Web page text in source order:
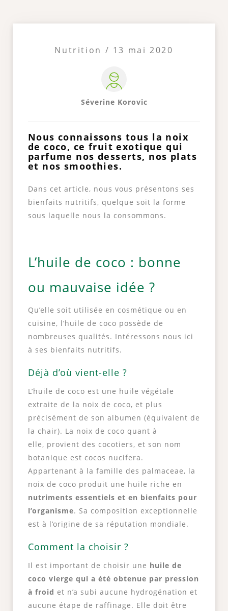
Nutrition / 13 mai 2020
Séverine Korovic
Nous connaissons tous la noix
de coco, ce fruit exotique qui
parfume nos desserts, nos plats
et nos smoothies.
Dans cet article, nous vous présentons ses
bienfaits nutritifs, quelque soit la forme
sous laquelle nous la consommons.
L’huile de coco : bonne
ou mauvaise idée ?
Qu’elle soit utilisée en cosmétique ou en
cuisine, l’huile de coco possède de
nombreuses qualités. Intéressons nous ici
à ses bienfaits nutritifs.
Déjà d’où vient-elle ?
L’huile de coco est une huile végétale
extraite de la noix de coco, et plus
précisément de son albumen (équivalent de
la chair). La noix de coco quant à
elle, provient des cocotiers, et son nom
botanique est cocos nucifera.
Appartenant à la famille des palmaceae, la
noix de coco produit une huile riche en
nutriments essentiels et en bienfaits pour
l’organisme. Sa composition exceptionnelle
est à l’origine de sa réputation mondiale.
Comment la choisir ?
Il est important de choisir une huile de
coco vierge qui a été obtenue par pression
à froid et n’a subi aucune hydrogénation et
aucune étape de raffinage. Elle doit être